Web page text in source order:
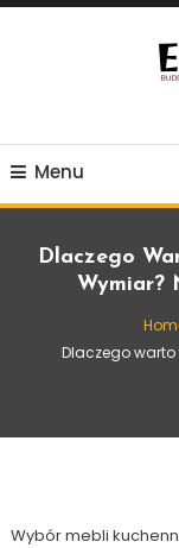
Skip
Menu
Dlaczego
Wymiar?
Dlaczego
Kuchnia
Wybór mebli